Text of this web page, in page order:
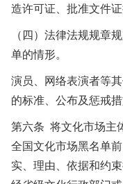
造许可证、批准文件证
（四）法律法规规章
单的情形。
演员、网络表演者等
的标准、公布及惩戒
第六条 将文化市场主
全国文化市场黑名单
实、理由、依据和约